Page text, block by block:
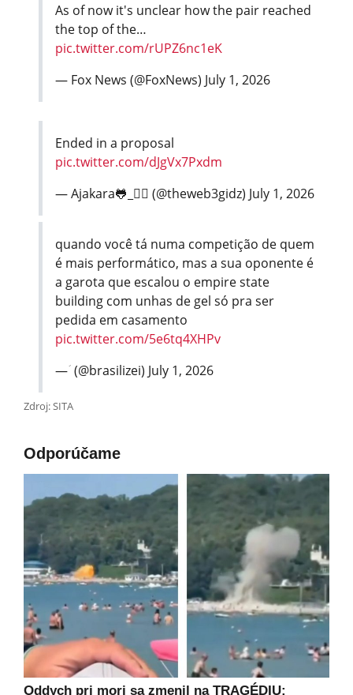
As of now it's unclear how the pair reached
the top of the…
pic.twitter.com/rUPZ6nc1eK
— Fox News (@FoxNews) July 1, 2026
Ended in a proposal
pic.twitter.com/dJgVx7Pxdm
— Ajakara🐸_🙂‍↔️ (@theweb3gidz) July 1, 2026
quando você tá numa competição de quem
é mais performático, mas a sua oponente é
a garota que escalou o empire state
building com unhas de gel só pra ser
pedida em casamento
pic.twitter.com/5e6tq4XHPv
— ؘ (@brasilizei) July 1, 2026
Zdroj: SITA
Odporúčame
Oddych pri mori sa zmenil na TRAGÉDIU: